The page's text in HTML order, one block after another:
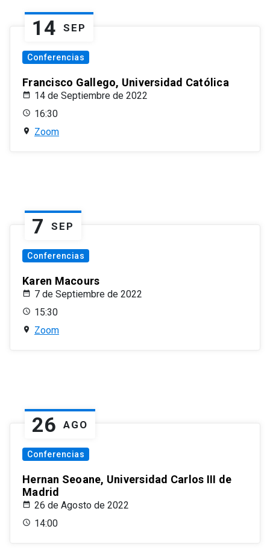
14 SEP
Conferencias
Francisco Gallego, Universidad Católica
14 de Septiembre de 2022
16:30
Zoom
7 SEP
Conferencias
Karen Macours
7 de Septiembre de 2022
15:30
Zoom
26 AGO
Conferencias
Hernan Seoane, Universidad Carlos III de
Madrid
26 de Agosto de 2022
14:00